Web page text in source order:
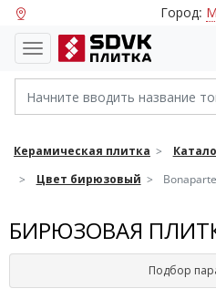
Город:
Керамическая плитка
Цвет бирюзовый
БИРЮЗОВАЯ
Подбор